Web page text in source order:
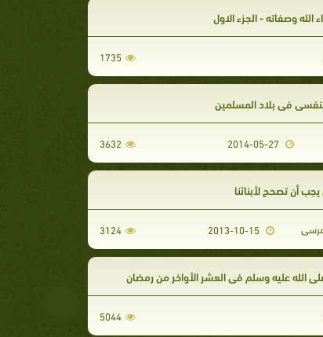
الله وصفاته - الجزء الاول
1735
في بلاد المسلمين
3632
يجب أن تصحح لأبنائنا
2013-10-15
3124
الله عليه وسلم في العشر الأواخر من رمضان
5044